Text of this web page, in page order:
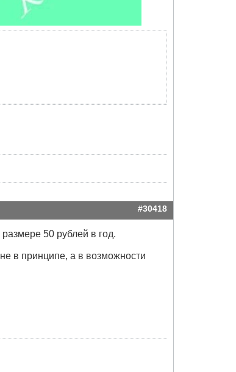
#30418
50 рублей в год.
в принципе, а в возможности